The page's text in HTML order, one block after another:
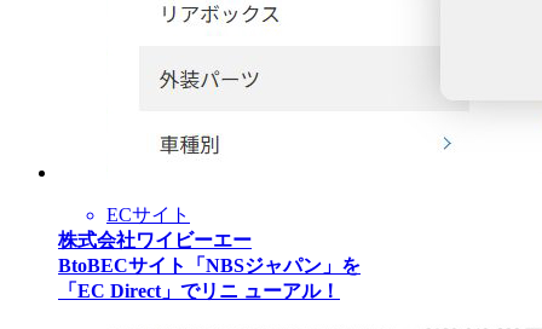
ECサイト
株式会社ワイビーエー
BtoBECサイト「NBSジャパン」を
「EC Direct」でリニ ューアル！